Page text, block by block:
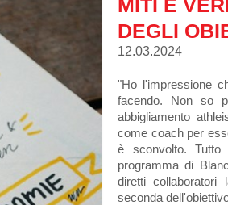
MITI E
DEGLI
12.03.2024
"Ho l'impressione
facendo. Non so
abbigliamento
come coach per
è sconvolto.
programma di
diretti
seconda